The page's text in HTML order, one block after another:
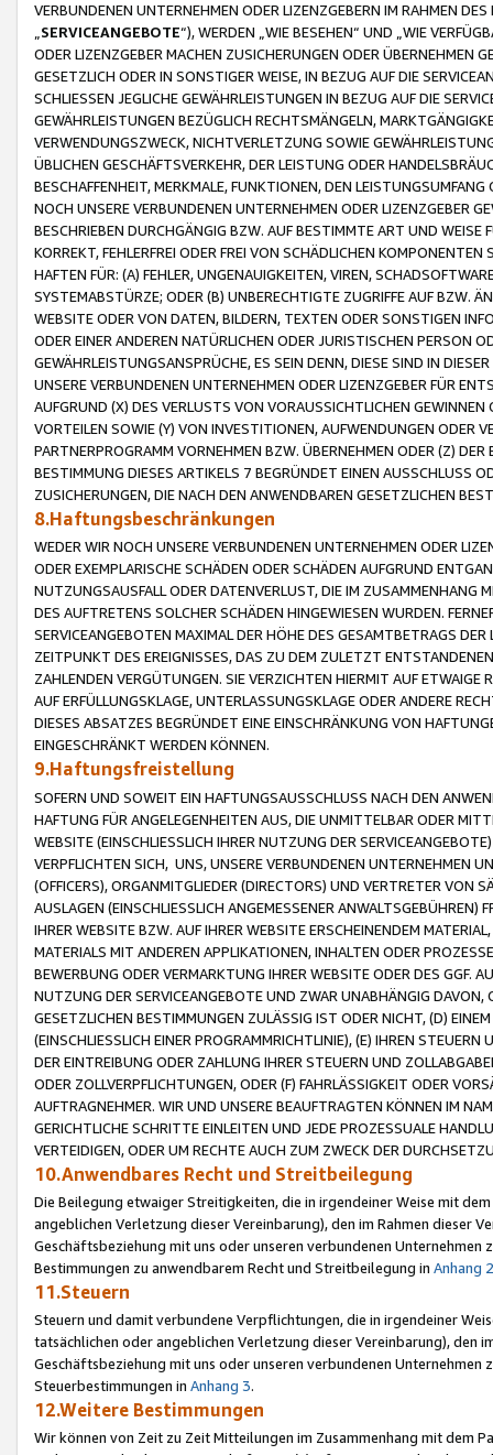
VERBUNDENEN UNTERNEHMEN ODER LIZENZGEBERN IM RAHMEN
SERVICEANGEBOTE“), WERDEN „WIE BESEHEN“ UND „WIE
ODER LIZENZGEBER MACHEN ZUSICHERUNGEN ODER ÜBERNEHMEN
GESETZLICH ODER IN SONSTIGER WEISE, IN BEZUG AUF DIE
SCHLIESSEN JEGLICHE GEWÄHRLEISTUNGEN IN BEZUG AUF DIE
GEWÄHRLEISTUNGEN BEZÜGLICH RECHTSMÄNGELN,
VERWENDUNGSZWECK, NICHTVERLETZUNG SOWIE
ÜBLICHEN GESCHÄFTSVERKEHR, DER LEISTUNG ODER
BESCHAFFENHEIT, MERKMALE, FUNKTIONEN, DEN
NOCH UNSERE VERBUNDENEN UNTERNEHMEN ODER LIZENZGEBER
BESCHRIEBEN DURCHGÄNGIG BZW. AUF BESTIMMTE ART UND
KORREKT, FEHLERFREI ODER FREI VON SCHÄDLICHEN
HAFTEN FÜR: (A) FEHLER, UNGENAUIGKEITEN, VIREN,
SYSTEMABSTÜRZE; ODER (B) UNBERECHTIGTE ZUGRIFFE AUF BZW.
WEBSITE ODER VON DATEN, BILDERN, TEXTEN ODER SONSTIGEN
ODER EINER ANDEREN NATÜRLICHEN ODER JURISTISCHEN PERSON
GEWÄHRLEISTUNGSANSPRÜCHE, ES SEIN DENN, DIESE SIND IN
UNSERE VERBUNDENEN UNTERNEHMEN ODER LIZENZGEBER FÜR
AUFGRUND (X) DES VERLUSTS VON VORAUSSICHTLICHEN
VORTEILEN SOWIE (Y) VON INVESTITIONEN, AUFWENDUNGEN ODER
PARTNERPROGRAMM VORNEHMEN BZW. ÜBERNEHMEN ODER (Z)
BESTIMMUNG DIESES ARTIKELS 7 BEGRÜNDET EINEN AUSSCHLUSS
ZUSICHERUNGEN, DIE NACH DEN ANWENDBAREN GESETZLICHEN
8.Haftungsbeschränkungen
WEDER WIR NOCH UNSERE VERBUNDENEN UNTERNEHMEN ODER
ODER EXEMPLARISCHE SCHÄDEN ODER SCHÄDEN AUFGRUND
NUTZUNGSAUSFALL ODER DATENVERLUST, DIE IM ZUSAMMENHANG
DES AUFTRETENS SOLCHER SCHÄDEN HINGEWIESEN WURDEN.
SERVICEANGEBOTEN MAXIMAL DER HÖHE DES GESAMTBETRAGS
ZEITPUNKT DES EREIGNISSES, DAS ZU DEM ZULETZT
ZAHLENDEN VERGÜTUNGEN. SIE VERZICHTEN HIERMIT AUF
AUF ERFÜLLUNGSKLAGE, UNTERLASSUNGSKLAGE ODER ANDERE
DIESES ABSATZES BEGRÜNDET EINE EINSCHRÄNKUNG VON
EINGESCHRÄNKT WERDEN KÖNNEN.
9.Haftungsfreistellung
SOFERN UND SOWEIT EIN HAFTUNGSAUSSCHLUSS NACH DEN
HAFTUNG FÜR ANGELEGENHEITEN AUS, DIE UNMITTELBAR ODER
WEBSITE (EINSCHLIESSLICH IHRER NUTZUNG DER
VERPFLICHTEN SICH, UNS, UNSERE VERBUNDENEN UNTERNEHMEN
(OFFICERS), ORGANMITGLIEDER (DIRECTORS) UND VERTRETER VON
AUSLAGEN (EINSCHLIESSLICH ANGEMESSENER
IHRER WEBSITE BZW. AUF IHRER WEBSITE ERSCHEINENDEM
MATERIALS MIT ANDEREN APPLIKATIONEN, INHALTEN ODER
BEWERBUNG ODER VERMARKTUNG IHRER WEBSITE ODER DES GGF.
NUTZUNG DER SERVICEANGEBOTE UND ZWAR UNABHÄNGIG
GESETZLICHEN BESTIMMUNGEN ZULÄSSIG IST ODER NICHT, (D)
(EINSCHLIESSLICH EINER PROGRAMMRICHTLINIE), (E) IHREN
DER EINTREIBUNG ODER ZAHLUNG IHRER STEUERN UND
ODER ZOLLVERPFLICHTUNGEN, ODER (F) FAHRLÄSSIGKEIT ODER
AUFTRAGNEHMER. WIR UND UNSERE BEAUFTRAGTEN KÖNNEN IM
GERICHTLICHE SCHRITTE EINLEITEN UND JEDE PROZESSUALE
VERTEIDIGEN, ODER UM RECHTE AUCH ZUM ZWECK DER
10.Anwendbares Recht und Streitbeilegung
Die Beilegung etwaiger Streitigkeiten, die in irgendeiner Weise mit
angeblichen Verletzung dieser Vereinbarung), den im Rahmen dieser
Geschäftsbeziehung mit uns oder unseren verbundenen
Bestimmungen zu anwendbarem Recht und Streitbeilegung in Anhang 2
11.Steuern
Steuern und damit verbundene Verpflichtungen, die in irgendeiner
tatsächlichen oder angeblichen Verletzung dieser Vereinbarung), den
Geschäftsbeziehung mit uns oder unseren verbundenen
Steuerbestimmungen in Anhang 3.
12.Weitere Bestimmungen
Wir können von Zeit zu Zeit Mitteilungen im Zusammenhang mit dem